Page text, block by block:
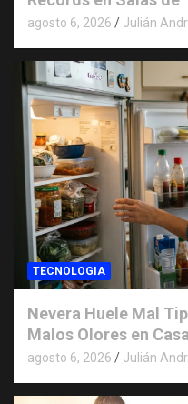
agosto 6, 2026 Julián
TECNOLOGIA
Nevera Huele Mal
Malos Olores en
agosto 6, 2026 Julián